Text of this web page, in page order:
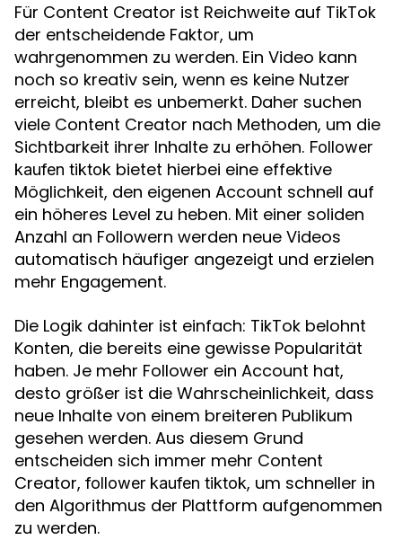
Für Content Creator ist Reichweite auf TikTok
der entscheidende Faktor, um
wahrgenommen zu werden. Ein Video kann
noch so kreativ sein, wenn es keine Nutzer
erreicht, bleibt es unbemerkt. Daher suchen
viele Content Creator nach Methoden, um die
Sichtbarkeit ihrer Inhalte zu erhöhen. Follower
kaufen tiktok bietet hierbei eine effektive
Möglichkeit, den eigenen Account schnell auf
ein höheres Level zu heben. Mit einer soliden
Anzahl an Followern werden neue Videos
automatisch häufiger angezeigt und erzielen
mehr Engagement.
Die Logik dahinter ist einfach: TikTok belohnt
Konten, die bereits eine gewisse Popularität
haben. Je mehr Follower ein Account hat,
desto größer ist die Wahrscheinlichkeit, dass
neue Inhalte von einem breiteren Publikum
gesehen werden. Aus diesem Grund
entscheiden sich immer mehr Content
Creator, follower kaufen tiktok, um schneller in
den Algorithmus der Plattform aufgenommen
zu werden.